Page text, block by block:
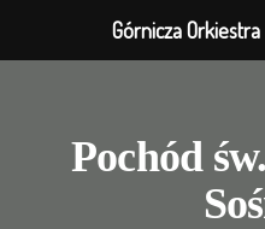
Pochód
Górnicza